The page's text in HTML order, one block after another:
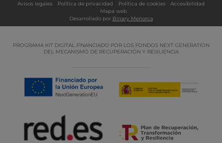
Avisos legales Política de privacidad Política de cookies
Accesibilidad
Mapa web
Desarrollado por Binary Menorca
PROGRAMA KIT DIGITAL FINANCIADO POR LOS FONDOS NEXT GENERATION
DEL MECANISMO DE RECUPERACIÓN Y RESILIENCIA